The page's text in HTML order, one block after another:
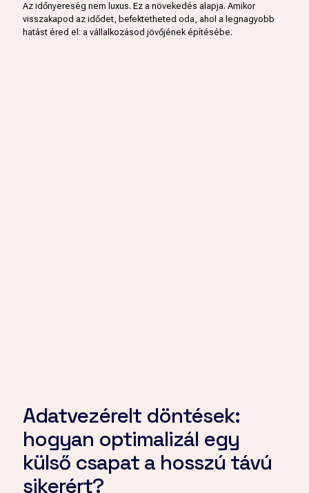
Az időnyereség nem luxus. Ez a növekedés alapja. Amikor
visszakapod az idődet, befektetheted oda, ahol a legnagyobb
hatást éred el: a vállalkozásod jövőjének építésébe.
Adatvezérelt döntések:
hogyan optimalizál egy
külső csapat a hosszú távú
sikerért?